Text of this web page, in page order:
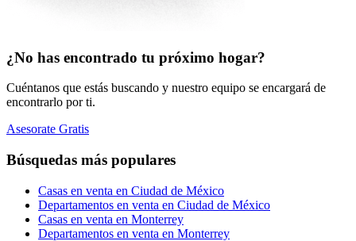
¿No has encontrado tu próximo hogar?
Cuéntanos que estás buscando y nuestro equipo se encargará de
encontrarlo por ti.
Asesorate Gratis
Búsquedas más populares
Casas en venta en Ciudad de México
Departamentos en venta en Ciudad de México
Casas en venta en Monterrey
Departamentos en venta en Monterrey